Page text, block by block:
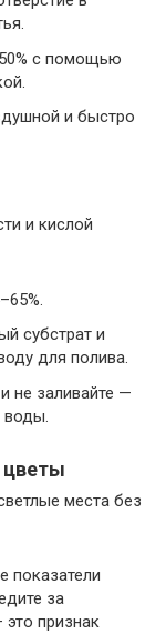
с помощью
и быстро
и кислой
субстрат и
для полива.
не заливайте —
воды.
места без
показатели
за
признак